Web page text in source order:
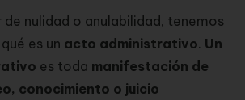
de nulidad o anulabilidad, tenemos
es un acto administrativo. Un
es toda manifestación de
conocimiento o juicio